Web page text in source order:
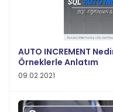
AUTO INCREMENT
Örneklerle Anlatım
09.02.2021